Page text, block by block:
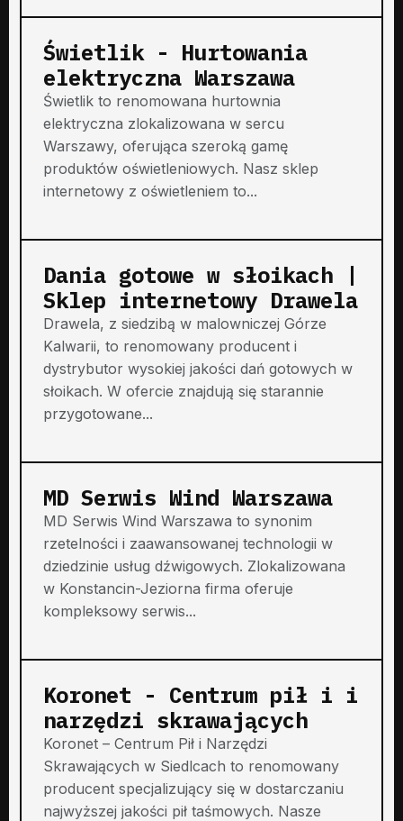
Świetlik - Hurtowania
elektryczna Warszawa
Świetlik to renomowana hurtownia
elektryczna zlokalizowana w sercu
Warszawy, oferująca szeroką gamę
produktów oświetleniowych. Nasz sklep
internetowy z oświetleniem to...
Dania gotowe w słoikach |
Sklep internetowy Drawela
Drawela, z siedzibą w malowniczej Górze
Kalwarii, to renomowany producent i
dystrybutor wysokiej jakości dań gotowych w
słoikach. W ofercie znajdują się starannie
przygotowane...
MD Serwis Wind Warszawa
MD Serwis Wind Warszawa to synonim
rzetelności i zaawansowanej technologii w
dziedzinie usług dźwigowych. Zlokalizowana
w Konstancin-Jeziorna firma oferuje
kompleksowy serwis...
Koronet - Centrum pił i i
narzędzi skrawających
Koronet – Centrum Pił i Narzędzi
Skrawających w Siedlcach to renomowany
producent specjalizujący się w dostarczaniu
najwyższej jakości pił taśmowych. Nasze